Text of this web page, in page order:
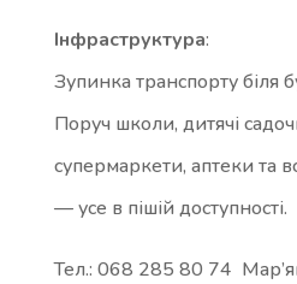
Інфраструктура:
Зупинка транспорту біля
Поруч школи, дитячі
супермаркети, аптеки та
— усе в пішій доступності.
Тел.: 068 285 80 74